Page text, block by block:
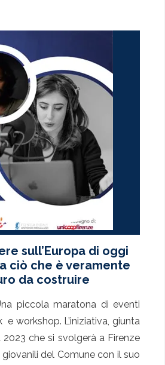
sull’Europa di oggi
ciò che è veramente
da costruire
piccola maratona di eventi
workshop. L’iniziativa, giunta
2023 che si svolgerà a Firenze
del Comune con il suo